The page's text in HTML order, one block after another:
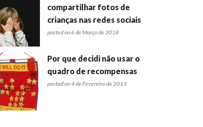
compartilhar fotos de
crianças nas redes sociais
posted on 6 de Março de 2018
Por que decidi não usar o
quadro de recompensas
posted on 4 de Fevereiro de 2013